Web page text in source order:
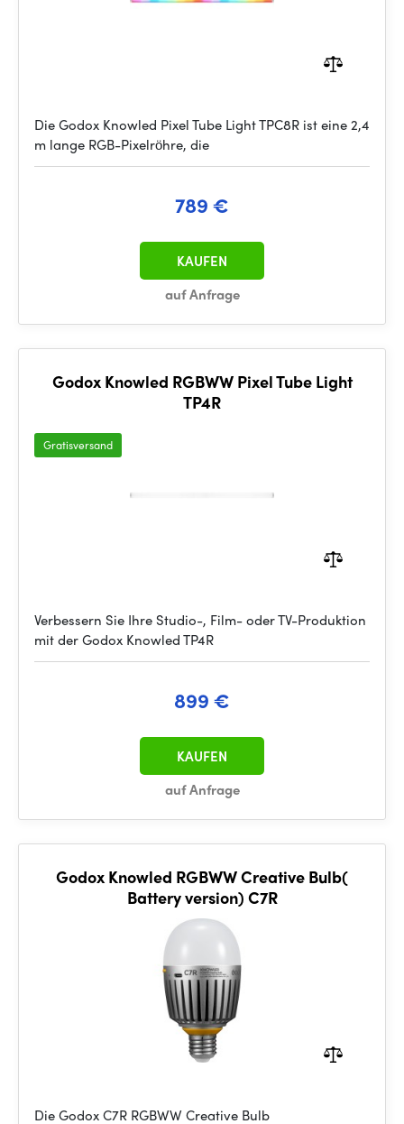
Die Godox Knowled Pixel Tube Light TPC8R ist eine 2,4
m lange RGB-Pixelröhre, die
789 €
auf Anfrage
KAUFEN
Godox Knowled RGBWW Pixel Tube Light
TP4R
Gratisversand
Verbessern Sie Ihre Studio-, Film- oder TV-Produktion
mit der Godox Knowled TP4R
899 €
auf Anfrage
KAUFEN
Godox Knowled RGBWW Creative Bulb(
Battery version) C7R
Die Godox C7R RGBWW Creative Bulb